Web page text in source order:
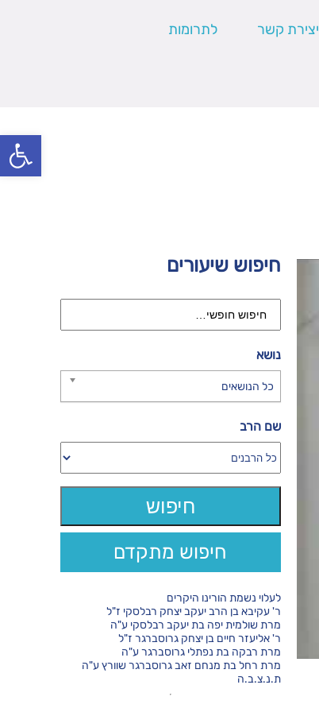
פתח
יצירת קשר לתרומות
חיפוש שיעורים
נושא
כל הנושאים
שם הרב
חיפוש מתקדם
לעלוי נשמת הורינו היקרים
ר' עקיבא בן הרב יעקב יצחק רבלסקי ז"ל
מרת שולמית יפה בת יעקב רבלסקי ע"ה
ר' אליעזר חיים בן יצחק גרוסברגר ז"ל
מרת רבקה בת נפתלי גרוסברגר ע"ה
מרת רחל בת מנחם זאב גרוסברגר שוורץ ע"ה
ת.נ.צ.ב.ה